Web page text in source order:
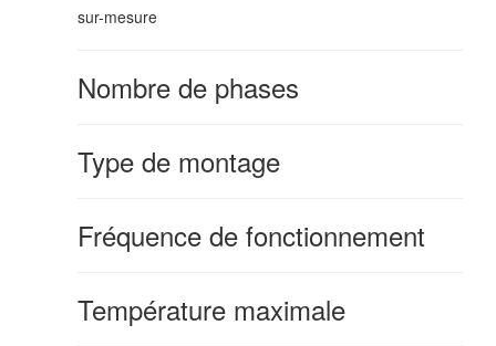
sur-mesure
Nombre de phases
Type de montage
Fréquence de fonctionnement
Température maximale